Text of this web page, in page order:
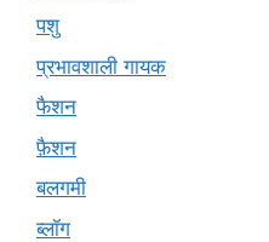
पशु
प्रभावशाली गायक
फैशन
फ़ैशन
बलगमी
ब्लॉग